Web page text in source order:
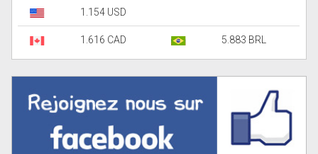
1.154 USD
1.616 CAD 5.883 BRL